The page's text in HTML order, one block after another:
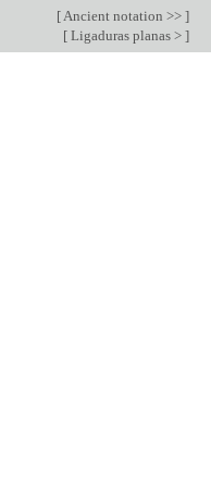
[Ancient notation >> ]
[ Ligaduras planas > ]